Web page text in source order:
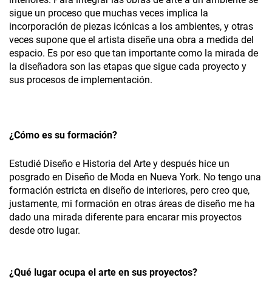
sigue un proceso que muchas veces implica la
incorporación de piezas icónicas a los ambientes, y otras
veces supone que el artista diseñe una obra a medida del
espacio. Es por eso que tan importante como la mirada de
la diseñadora son las etapas que sigue cada proyecto y
sus procesos de implementación.
¿Cómo es su formación?
Estudié Diseño e Historia del Arte y después hice un
posgrado en Diseño de Moda en Nueva York. No tengo una
formación estricta en diseño de interiores, pero creo que,
justamente, mi formación en otras áreas de diseño me ha
dado una mirada diferente para encarar mis proyectos
desde otro lugar.
¿Qué lugar ocupa el arte en sus proyectos?